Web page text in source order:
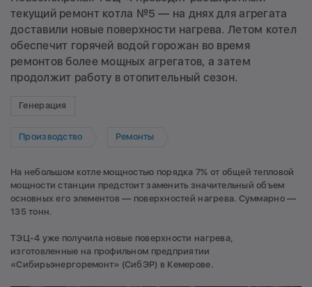
текущий ремонт котла №5 — на днях для агрегата
доставили новые поверхности нагрева. Летом котел
обеспечит горячей водой горожан во время
ремонтов более мощных агрегатов, а затем
продолжит работу в отопительный сезон.
Генерация
Производство Ремонты
На небольшом котле мощностью порядка 7% от общей тепловой
мощности станции предстоит заменить значительный объем
основных его элементов — поверхностей нагрева. Суммарно —
135 тонн.
ТЭЦ-4 уже получила новые поверхности нагрева,
изготовленные на профильном предприятии
«Сибирьэнергоремонт» (СибЭР) в Кемерове.